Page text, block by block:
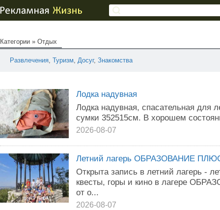
Категории » Отдых
Развлечения, Туризм, Досуг, Знакомства
Лодка надувная
Лодка надувная, спасательная для
сумки 352515см. В хорошем
2026-08-07
Летний лагерь ОБРАЗОВАНИЕ
Открыта запись в летний лагерь -
квесты, горы и кино в лагере
от о...
2026-08-07